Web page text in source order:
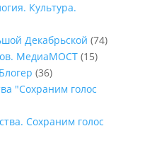
Культура.
Декабрьской (74)
МедиаМОСТ(15)
(36)
"Сохраним голос
Сохраним голос